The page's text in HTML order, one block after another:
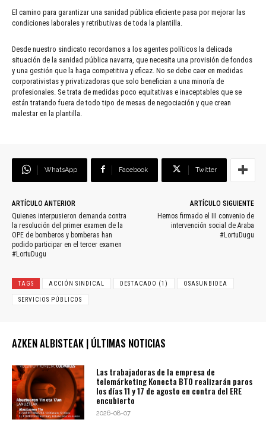
El camino para garantizar una sanidad pública eficiente pasa por mejorar las
condiciones laborales y retributivas de toda la plantilla.
Desde nuestro sindicato recordamos a los agentes políticos la delicada
situación de la sanidad pública navarra, que necesita una provisión de fondos
y una gestión que la haga competitiva y eficaz. No se debe caer en medidas
corporativistas y privatizadoras que solo benefician a una minoría de
profesionales. Se trata de medidas poco equitativas e inaceptables que se
están tratando fuera de todo tipo de mesas de negociación y que crean
malestar en la plantilla.
WhatsApp Facebook Twitter
ARTÍCULO ANTERIOR
Quienes interpusieron demanda contra
la resolución del primer examen de la
OPE de bomberos y bomberas han
podido participar en el tercer examen
#LortuDugu
ARTÍCULO SIGUIENTE
Hemos firmado el III convenio de
intervención social de Araba
#LortuDugu
TAGS ACCIÓN SINDICAL DESTACADO (1) OSASUNBIDEA
SERVICIOS PÚBLICOS
AZKEN ALBISTEAK | ÚLTIMAS NOTICIAS
Las trabajadoras de la empresa de
telemárketing Konecta BTO realizarán paros
los días 11 y 17 de agosto en contra del ERE
encubierto
2026-08-07